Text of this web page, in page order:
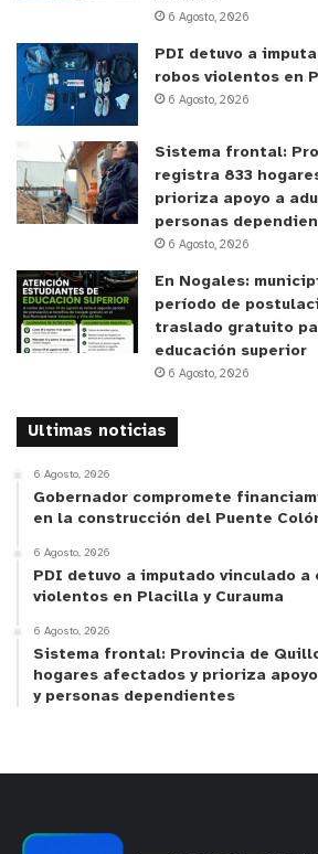
6 Agosto, 2026
PDI detuvo a
robos violentos en
6 Agosto, 2026
Sistema frontal:
registra 833
prioriza apoyo a
personas
6 Agosto, 2026
En Nogales:
período de
traslado gratuito
educación superior
6 Agosto, 2026
Ultimas noticias
6 Agosto, 2026
Gobernador compromete
en la construcción del Puente
6 Agosto, 2026
PDI detuvo a imputado vinculado a
violentos en Placilla y Curauma
6 Agosto, 2026
Sistema frontal: Provincia de
hogares afectados y prioriza
y personas dependientes